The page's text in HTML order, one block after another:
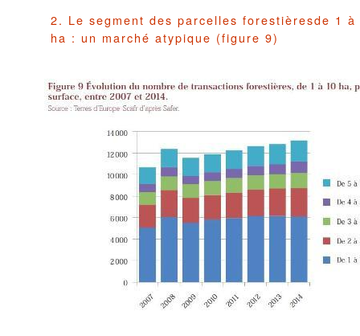
2. Le segment des parcelles forestièresde 1 à
ha : un marché atypique (figure 9)